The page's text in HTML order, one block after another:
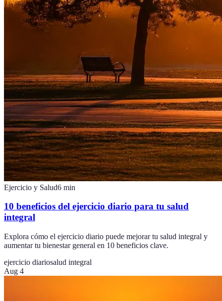
Ejercicio y Salud6 min
10 beneficios del ejercicio diario para tu salud
integral
Explora cómo el ejercicio diario puede mejorar tu salud integral y
aumentar tu bienestar general en 10 beneficios clave.
ejercicio diariosalud integral
Aug 4